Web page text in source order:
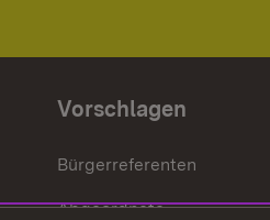
Vorschlagen
Bürgerreferenten
Abgeordnete